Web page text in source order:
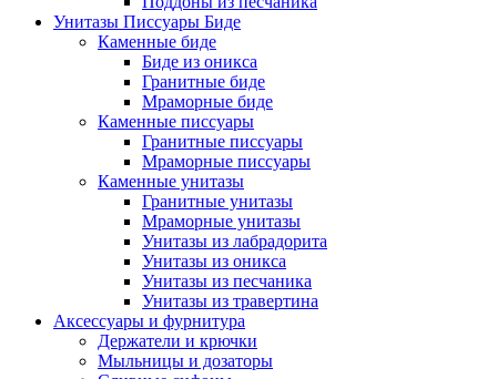
Унитазы Писсуары Биде
Каменные биде
Биде из оникса
Гранитные биде
Мраморные биде
Каменные писсуары
Гранитные писсуары
Мраморные писсуары
Каменные унитазы
Гранитные унитазы
Мраморные унитазы
Унитазы из лабрадорита
Унитазы из оникса
Унитазы из песчаника
Унитазы из травертина
Аксессуары и фурнитура
Держатели и крючки
Мыльницы и дозаторы